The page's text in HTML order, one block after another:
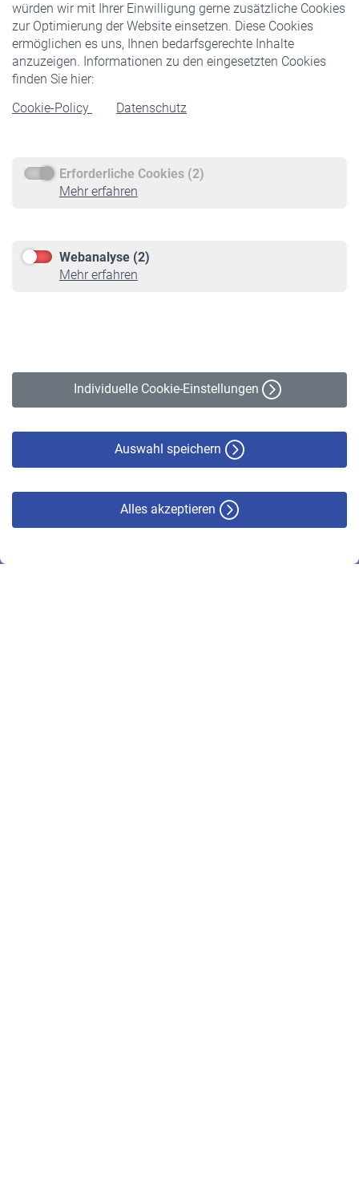
würden wir mit Ihrer Einwilligung gerne zusätzliche Cookies
zur Optimierung der Website einsetzen. Diese Cookies
ermöglichen es uns, Ihnen bedarfsgerechte Inhalte
anzuzeigen. Informationen zu den eingesetzten Cookies
finden Sie hier:
Cookie-Policy
Datenschutz
Erforderliche Cookies (2)
Mehr erfahren
Webanalyse (2)
Mehr erfahren
Individuelle Cookie-Einstellungen
Auswahl speichern
Alles akzeptieren
Veranstaltungen
Rentner
Rentenbeginn
Rente beantragen
Service
Informationen
Online-Rechner
VBLnewsletter
Erklärung zur Barrierefreiheit
© VBL 2026